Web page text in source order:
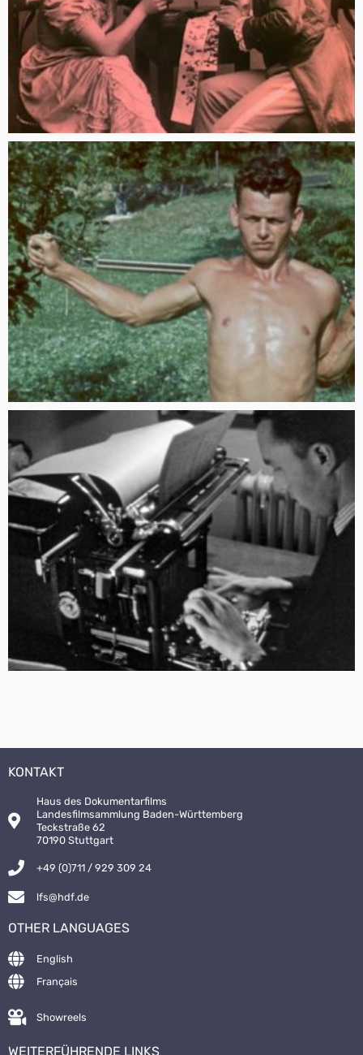
KONTAKT
Haus des Dokumentarfilms
Landesfilmsammlung Baden-Württemberg
Teckstraße 62
70190 Stuttgart
+49 (0)711 / 929 309 24
lfs@hdf.de
OTHER LANGUAGES
English
Français
Showreels
WEITERFÜHRENDE LINKS